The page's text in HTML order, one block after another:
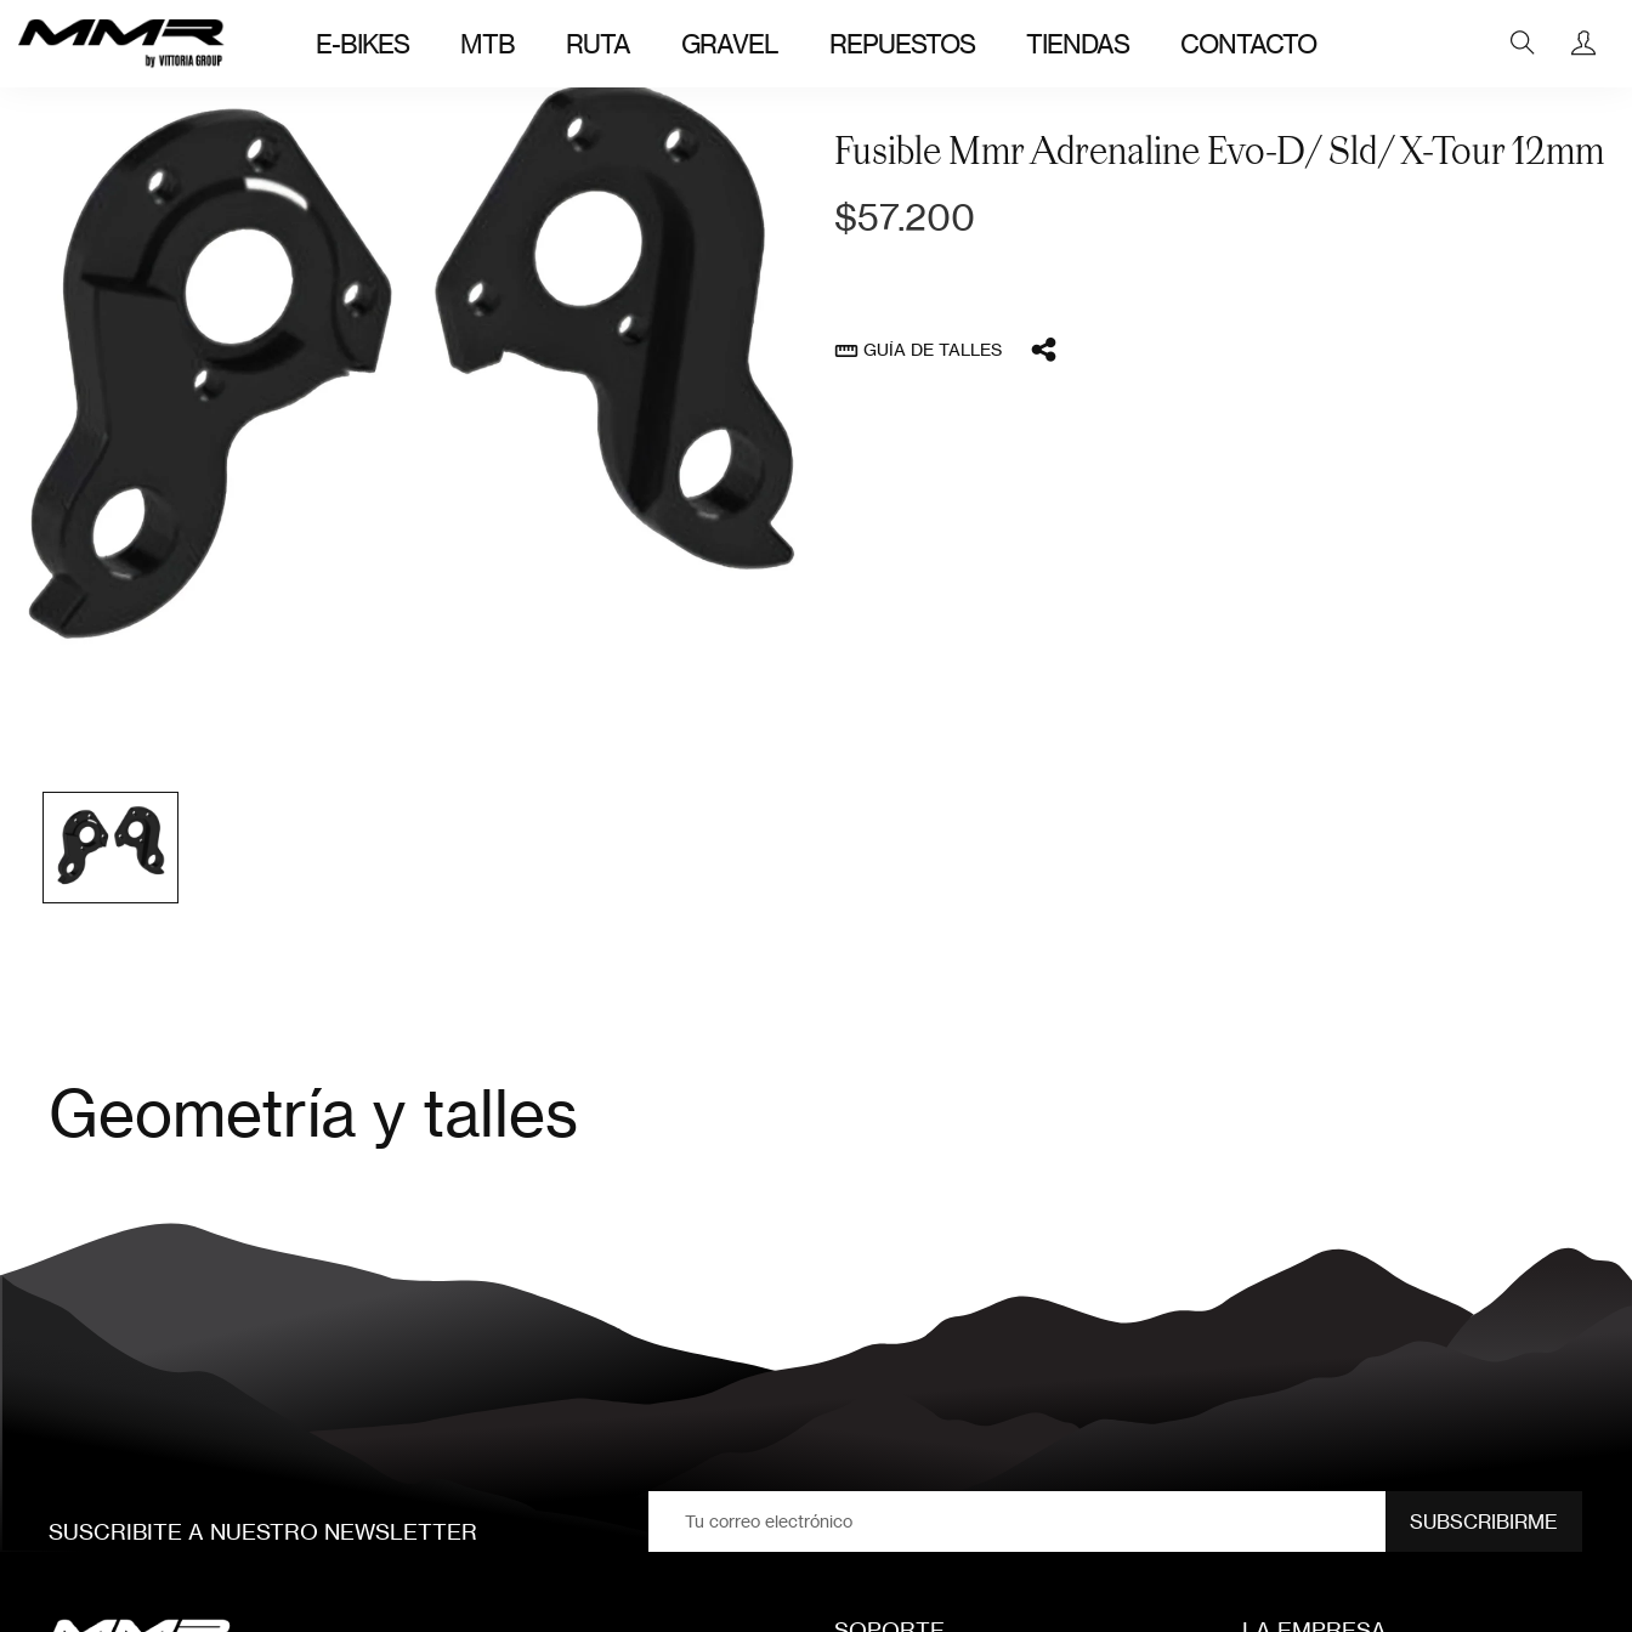
E-BIKES MTB RUTA GRAVEL REPUESTOS TIENDAS CONTACTO
Fusible Mmr Adrenaline Evo-D/ Sld/ X-Tour 12mm
$57.200
straighten GUÍA DE TALLES
Geometría y talles
SUSCRIBITE A NUESTRO NEWSLETTER SUBSCRIBIRME